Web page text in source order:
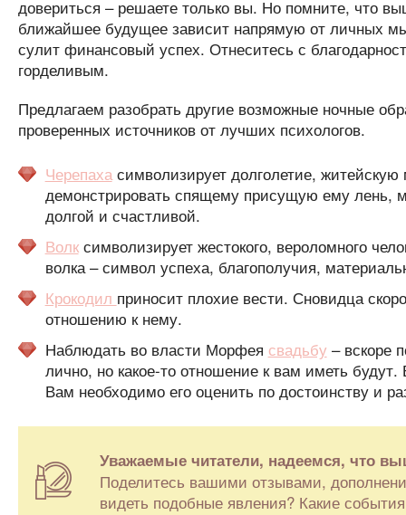
довериться – решаете только вы. Но помните, что
ближайшее будущее зависит напрямую от личных
сулит финансовый успех. Отнеситесь с
горделивым.
Предлагаем разобрать другие возможные ночные
проверенных источников от лучших психологов.
Черепахасимволизирует долголетие,
демонстрировать спящему присущую ему лень,
долгой и счастливой.
Волксимволизирует жестокого, вероломного
волка – символ успеха, благополучия,
Крокодил приносит плохие вести. Сновидца
отношению к нему.
Наблюдать во власти Морфея свадьбу – вскоре
лично, но какое-то отношение к вам иметь
Вам необходимо его оценить по достоинству и
Уважаемые читатели, надеемся, что
Поделитесь вашими отзывами,
видеть подобные явления? Какие